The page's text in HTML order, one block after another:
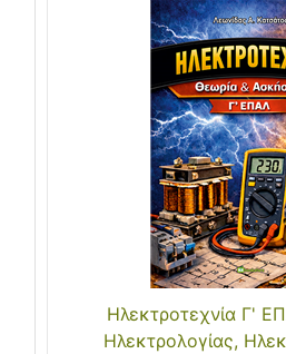
Ηλεκτροτεχνία Γ'
Ηλεκτρολογίας,